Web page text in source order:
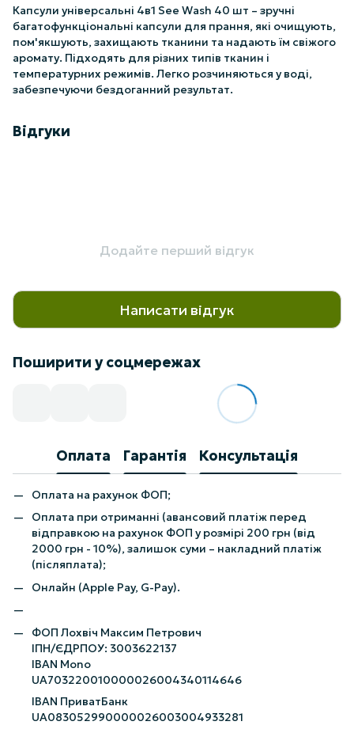
Капсули універсальні 4в1 See Wash 40 шт – зручні
багатофункціональні капсули для прання, які очищують,
пом'якшують, захищають тканини та надають їм свіжого
аромату. Підходять для різних типів тканин і
температурних режимів. Легко розчиняються у воді,
забезпечуючи бездоганний результат.
Відгуки
Додайте перший відгук
Написати відгук
Поширити у соцмережах
Оплата Гарантія Консультація
Оплата на рахунок ФОП;
Оплата при отриманні (авансовий платіж перед
відправкою на рахунок ФОП у розмірі 200 грн (від
2000 грн - 10%), залишок суми – накладний платіж
(післяплата);
Онлайн (Apple Pay, G-Pay).
ФОП Лохвіч Максим Петрович
ІПН/ЄДРПОУ: 3003622137
IBAN Mono
UA703220010000026004340114646
IBAN ПриватБанк
UA083052990000026003004933281